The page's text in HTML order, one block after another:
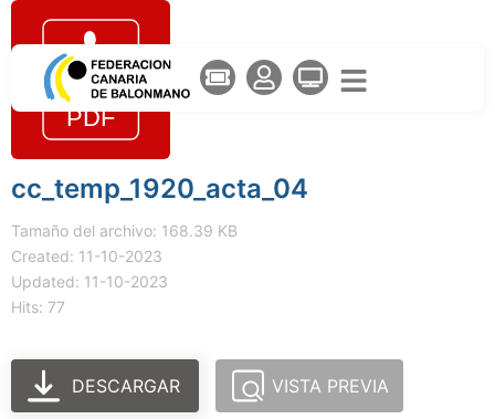
cc_temp_1920_acta_04
Tamaño del archivo: 168.39 KB
Created: 11-10-2023
Updated: 11-10-2023
Hits: 77
DESCARGAR VISTA PREVIA